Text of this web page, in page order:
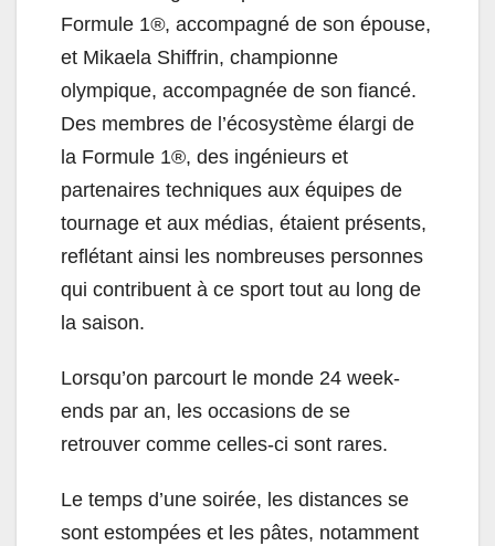
Formule 1®, accompagné de son épouse,
et Mikaela Shiffrin, championne
olympique, accompagnée de son fiancé.
Des membres de l’écosystème élargi de
la Formule 1®, des ingénieurs et
partenaires techniques aux équipes de
tournage et aux médias, étaient présents,
reflétant ainsi les nombreuses personnes
qui contribuent à ce sport tout au long de
la saison.
Lorsqu’on parcourt le monde 24 week-
ends par an, les occasions de se
retrouver comme celles-ci sont rares.
Le temps d’une soirée, les distances se
sont estompées et les pâtes, notamment